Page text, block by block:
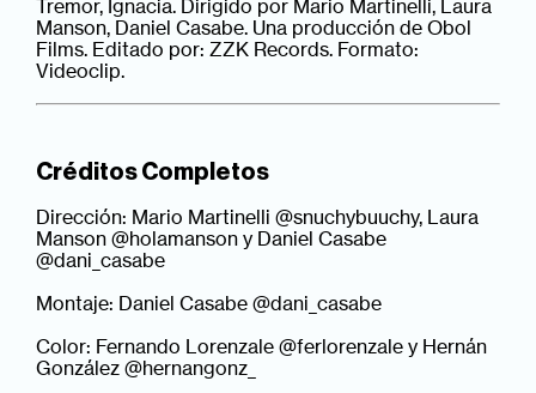
Tremor, Ignacia. Dirigido por Mario Martinelli, Laura
Manson, Daniel Casabe. Una producción de Obol
Films. Editado por: ZZK Records. Formato:
Videoclip.
Créditos Completos
Dirección: Mario Martinelli @snuchybuuchy, Laura
Manson @holamanson y Daniel Casabe
@dani_casabe
Montaje: Daniel Casabe @dani_casabe
Color: Fernando Lorenzale @ferlorenzale y Hernán
González @hernangonz_